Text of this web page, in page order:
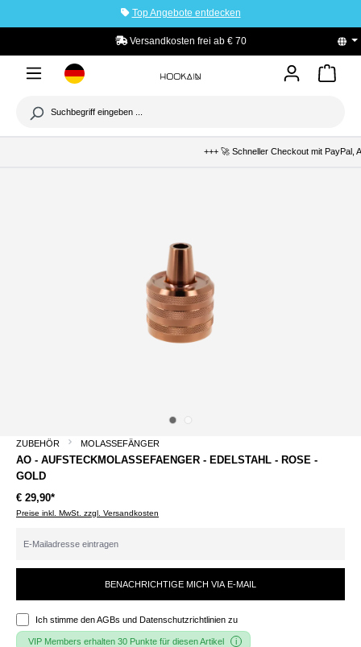
Top Angebote entdecken
Versandkosten frei ab € 70
+++ 🚀 Schneller Checkout mit PayPal,
ZUBEHÖR MOLASSEFÄNGER
AO - AUFSTECKMOLASSEFAENGER - EDELSTAHL - ROSE -
GOLD
€ 29,90*
Preise inkl. MwSt. zzgl. Versandkosten
BENACHRICHTIGE MICH VIA E-MAIL
Ich stimme denAGBs und Datenschutzrichtlinien zu
VIP Members erhalten 30 Punkte für diesen Artikel